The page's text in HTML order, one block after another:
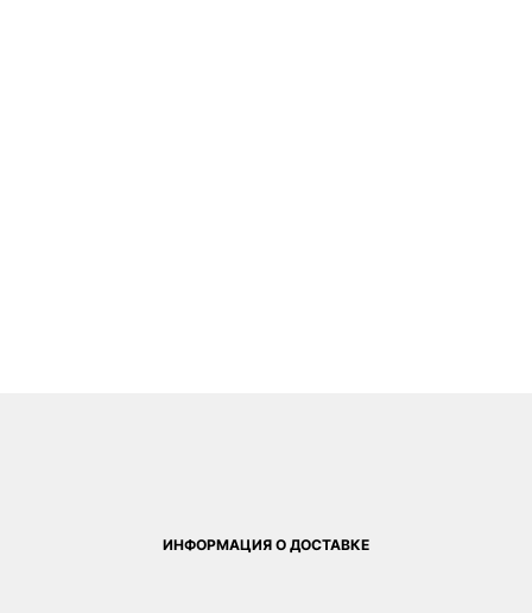
ИНФОРМАЦИЯ О ДОСТАВКЕ